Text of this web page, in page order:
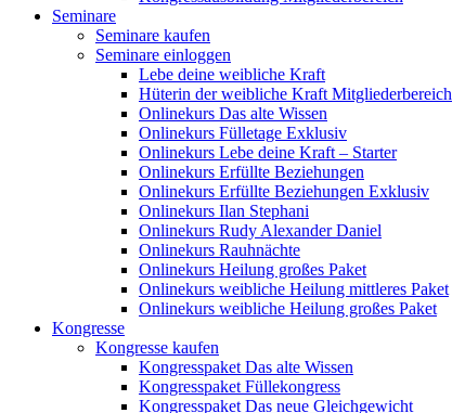
Seminare
Seminare kaufen
Seminare einloggen
Lebe deine weibliche Kraft
Hüterin der weibliche Kraft Mitgliederbereich
Onlinekurs Das alte Wissen
Onlinekurs Fülletage Exklusiv
Onlinekurs Lebe deine Kraft – Starter
Onlinekurs Erfüllte Beziehungen
Onlinekurs Erfüllte Beziehungen Exklusiv
Onlinekurs Ilan Stephani
Onlinekurs Rudy Alexander Daniel
Onlinekurs Rauhnächte
Onlinekurs Heilung großes Paket
Onlinekurs weibliche Heilung mittleres Paket
Onlinekurs weibliche Heilung großes Paket
Kongresse
Kongresse kaufen
Kongresspaket Das alte Wissen
Kongresspaket Füllekongress
Kongresspaket Das neue Gleichgewicht